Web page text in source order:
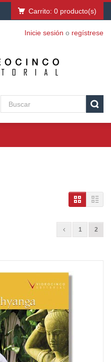
Carrito: 0 producto(s)
Inicie sesión o regístrese
1 2